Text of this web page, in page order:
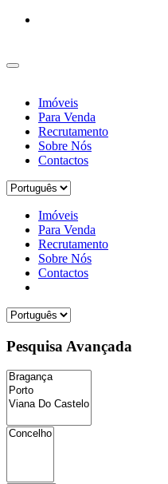
Imóveis
Para Venda
Recrutamento
Sobre Nós
Contactos
Imóveis
Para Venda
Recrutamento
Sobre Nós
Contactos
Pesquisa Avançada